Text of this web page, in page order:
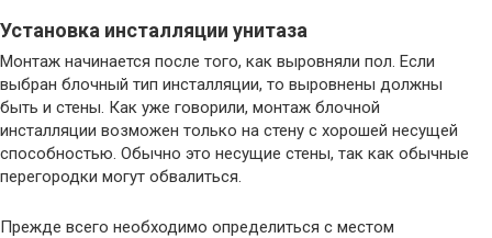
Установка инсталляции унитаза
Монтаж начинается после того, как выровняли пол. Если
выбран блочный тип инсталляции, то выровнены должны
быть и стены. Как уже говорили, монтаж блочной
инсталляции возможен только на стену с хорошей несущей
способностью. Обычно это несущие стены, так как обычные
перегородки могут обвалиться.
Прежде всего необходимо определиться с местом